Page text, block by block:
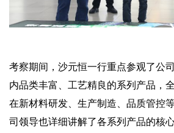
考察期间，沙元恒一行重点参观了公
内品类丰富、工艺精良的系列产品，
在新材料研发、生产制造、品质管控
司领导也详细讲解了各系列产品的核